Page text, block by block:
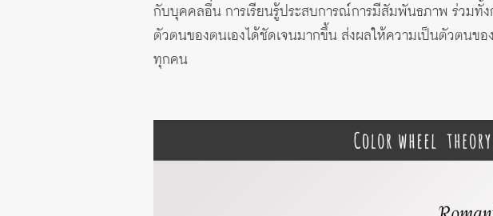
กับบุคคลอื่น การเรียนรู้ประสบการณ์การมีสัมพันธภาพ ร่วมทั้ง
ตัวตนของตนเองได้ชัดเจนมากขึ้น ส่งผลให้ความเป็นตัวตนข
ทุกคน